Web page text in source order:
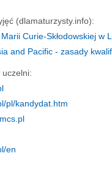
(dlamaturzysty.info):
Curie-Skłodowskiej w
and Pacific - zasady
uczelni:
pl/kandydat.htm
en